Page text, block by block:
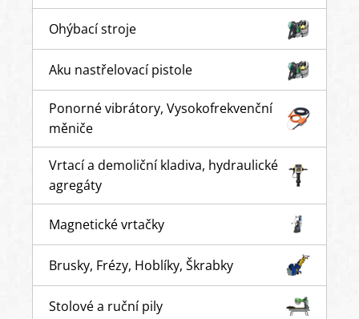
Ohýbací stroje
Aku nastřelovací pistole
Ponorné vibrátory, Vysokofrekvenční
měniče
Vrtací a demoliční kladiva, hydraulické
agregáty
Magnetické vrtačky
Brusky, Frézy, Hoblíky, Škrabky
Stolové a ruční pily